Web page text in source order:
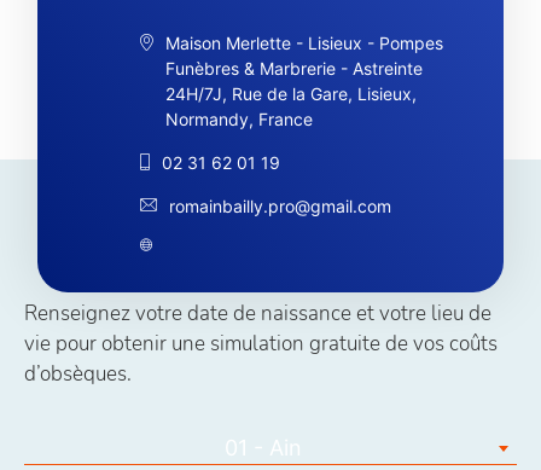
Maison Merlette - Lisieux - Pompes
Funèbres & Marbrerie - Astreinte
24H/7J, Rue de la Gare, Lisieux,
Normandy, France
02 31 62 01 19
romainbailly.pro@gmail.com
Simuler vos coûts obsèques
Renseignez votre date de naissance et votre lieu de
vie pour obtenir une simulation gratuite de vos coûts
d’obsèques.
01 - Ain